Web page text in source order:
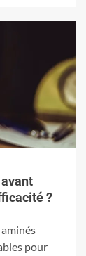
?
pour